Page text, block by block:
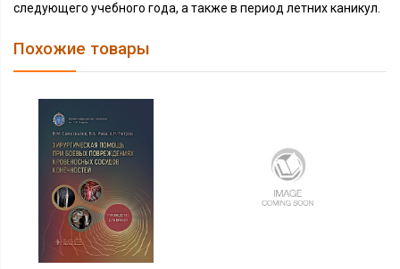
следующего учебного года, а также в период летних каникул.
Похожие товары